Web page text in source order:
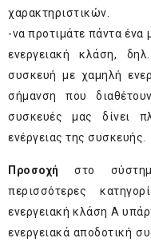
χαρακτηριστικών.
-να προτιμάτε πάντα ένα
ενεργειακή κλάση,
συσκευή με χαμηλή
σήμανση που
συσκευές μας δίνει
ενέργειας της συσκευής.
Προσοχή στο
περισσότερες
ενεργειακή κλάση Α
ενεργειακά αποδοτική